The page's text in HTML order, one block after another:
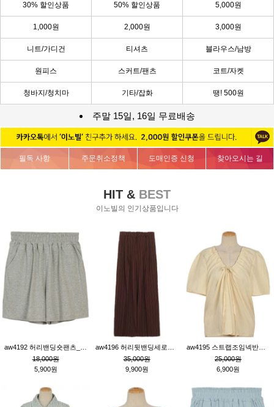
30% 할인상품 50% 할인상품 5,000원
1,000원 2,000원 3,000원
니트/가디건 티셔츠 블라우스/남방
원피스 스커트/팬츠 코트/자켓
청바지/청치마 기타/잡화 땡! 500원
주말 15일, 16일 무료배송
필독 사항 주문취소정책 도매인증 신청 찾아오시는 길
HIT & BEST
이노빌의 인기상품입니다
18,000원
5,900원
35,000원
9,900원
25,000원
6,900원